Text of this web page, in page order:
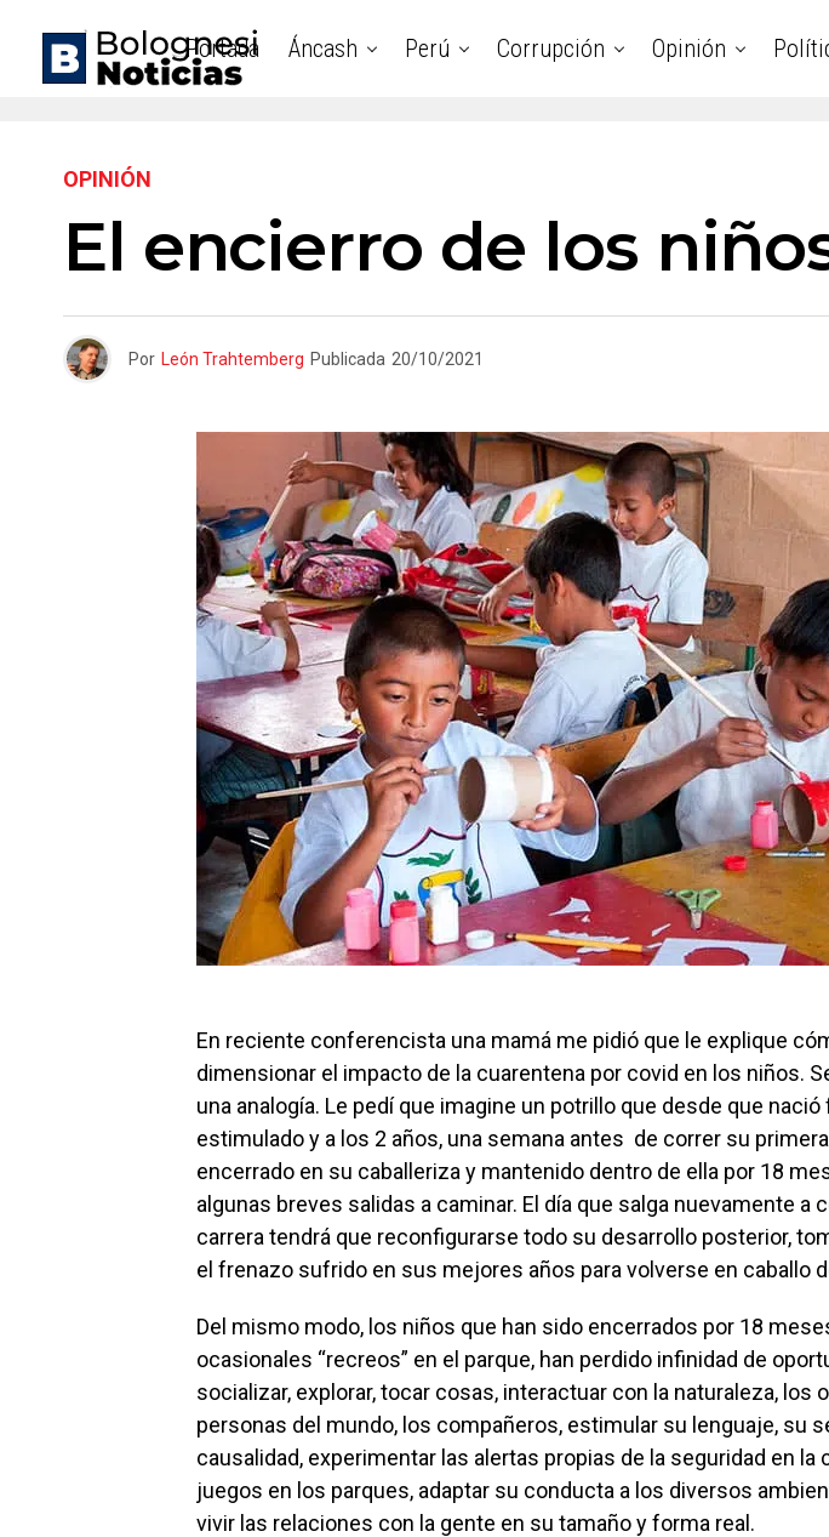
Portada Áncash Perú Corrupción Opinión
OPINIÓN
El encierro de los
Por León Trahtemberg Publicada 20/10/2021
En reciente conferencista una mamá me pidió que le explique
dimensionar el impacto de la cuarentena por covid en los niños.
una analogía. Le pedí que imagine un potrillo que desde que nació
estimulado y a los 2 años, una semana antes de correr su
encerrado en su caballeriza y mantenido dentro de ella por 18
algunas breves salidas a caminar. El día que salga nuevamente a
carrera tendrá que reconfigurarse todo su desarrollo posterior,
el frenazo sufrido en sus mejores años para volverse en caballo
Del mismo modo, los niños que han sido encerrados por 18
ocasionales “recreos” en el parque, han perdido infinidad de
socializar, explorar, tocar cosas, interactuar con la naturaleza, los
personas del mundo, los compañeros, estimular su lenguaje, su
causalidad, experimentar las alertas propias de la seguridad en la
juegos en los parques, adaptar su conducta a los diversos
vivir las relaciones con la gente en su tamaño y forma real.